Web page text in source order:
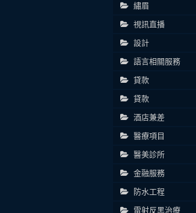
繡眉
視訊直播
設計
語言相關服務
貸款
貸款
酒店兼差
醫療項目
醫美診所
金融服務
防水工程
雷射反黑治療